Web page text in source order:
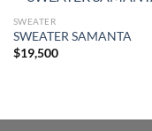
SWEATER
SWEATER SAMANTA
$19,500